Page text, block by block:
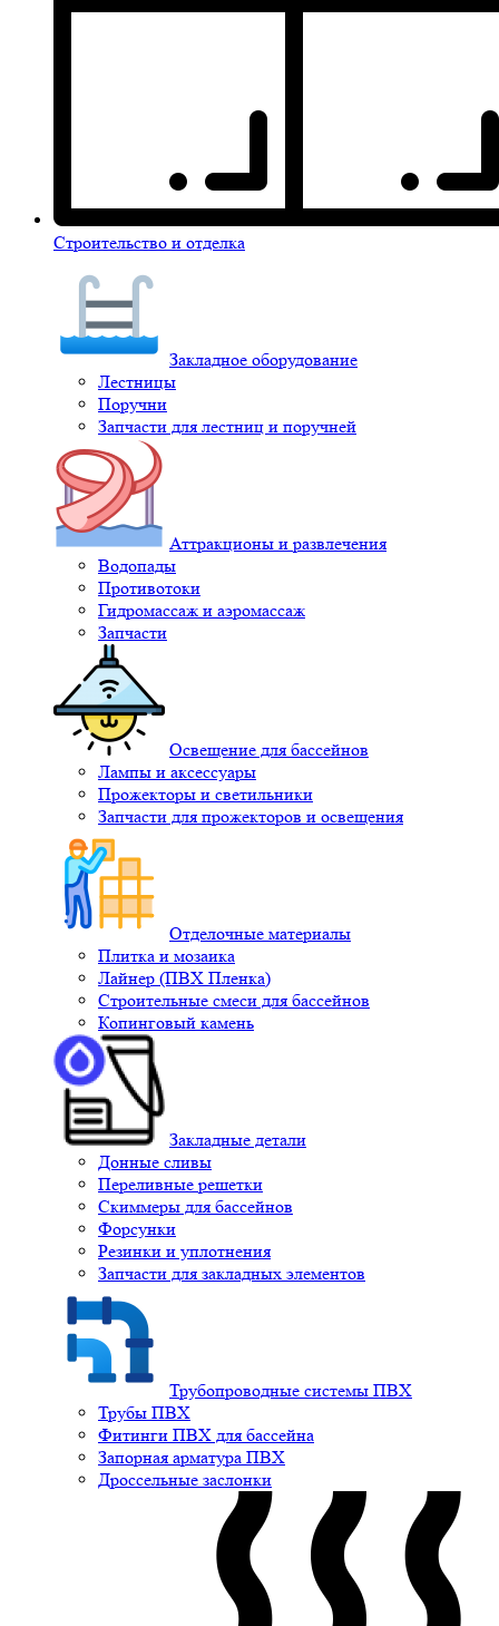
Строительство и отделка
Закладное оборудование
Лестницы
Поручни
Запчасти для лестниц и поручней
Аттракционы и развлечения
Водопады
Противотоки
Гидромассаж и аэромассаж
Запчасти
Освещение для бассейнов
Лампы и аксессуары
Прожекторы и светильники
Запчасти для прожекторов и освещения
Отделочные материалы
Плитка и мозаика
Лайнер (ПВХ Пленка)
Строительные смеси для бассейнов
Копинговый камень
Закладные детали
Донные сливы
Переливные решетки
Скиммеры для бассейнов
Форсунки
Резинки и уплотнения
Запчасти для закладных элементов
Трубопроводные системы ПВХ
Трубы ПВХ
Фитинги ПВХ для бассейна
Запорная арматура ПВХ
Дроссельные заслонки